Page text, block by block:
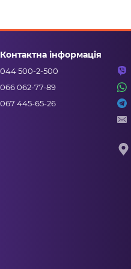
Контактна інформація
044 500-2-500
066 062-77-89
067 445-65-26